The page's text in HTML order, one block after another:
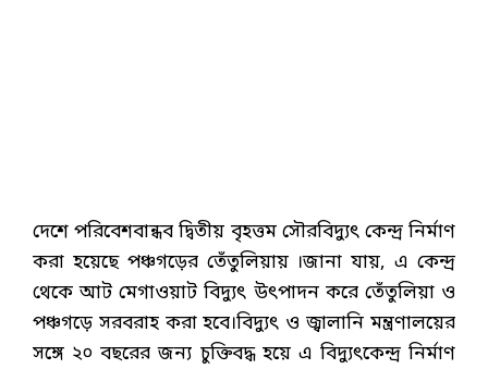
দেশে পরিবেশবান্ধব দ্বিতীয় বৃহত্তম সৌরবিদ্যুৎ কেন্দ্র নির্মাণ
করা হয়েছে পঞ্চগড়ের তেঁতুলিয়ায় ।জানা যায়, এ কেন্দ্র
থেকে আট মেগাওয়াট বিদ্যুৎ উৎপাদন করে তেঁতুলিয়া ও
পঞ্চগড়ে সরবরাহ করা হবে।বিদ্যুৎ ও জ্বালানি মন্ত্রণালয়ের
সঙ্গে ২০ বছরের জন্য চুক্তিবদ্ধ হয়ে এ বিদ্যুৎকেন্দ্র নির্মাণ